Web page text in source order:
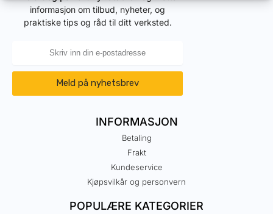
informasjon om tilbud, nyheter, og
praktiske tips og råd til ditt verksted.
Meld på nyhetsbrev
INFORMASJON
Betaling
Frakt
Kundeservice
Kjøpsvilkår og personvern
POPULÆRE KATEGORIER